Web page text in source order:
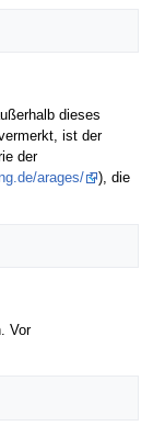
dieses
ist der
der
arages/
), die
Vor